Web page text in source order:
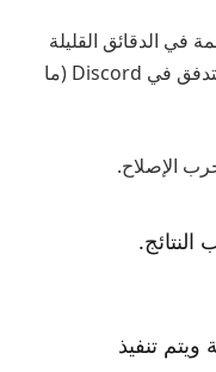
في الدقائق القليلة
الماضية. من المؤكد أن أجراس الإنذار تتدفق في Discord (ما
تنفيذ